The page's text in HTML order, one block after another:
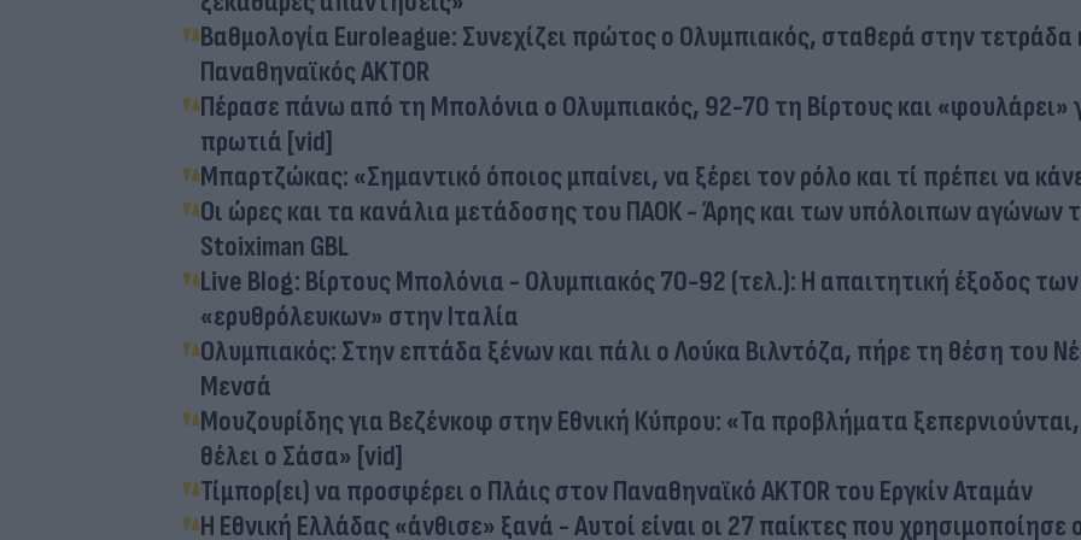
Βαθμολογία Euroleague: Συνεχίζει πρώτος ο Ολυμπιακός, σταθερά στην τετράδα
Παναθηναϊκός AKTOR
Πέρασε πάνω από τη Μπολόνια ο Ολυμπιακός, 92-70 τη Βίρτους και «φουλάρει»
πρωτιά [vid]
Μπαρτζώκας: «Σημαντικό όποιος μπαίνει, να ξέρει τον ρόλο και τί πρέπει να
Οι ώρες και τα κανάλια μετάδοσης τoυ ΠΑΟΚ - Άρης και των υπόλοιπων αγώνων
Stoiximan GBL
Live Blog: Bίρτους Μπολόνια - Ολυμπιακός 70-92 (τελ.): Η απαιτητική έξοδος των
«ερυθρόλευκων» στην Ιταλία
Ολυμπιακός: Στην επτάδα ξένων και πάλι ο Λούκα Βιλντόζα, πήρε τη θέση του
Μενσά
Μουζουρίδης για Βεζένκοφ στην Εθνική Κύπρου: «Τα προβλήματα
θέλει ο Σάσα» [vid]
Τίμπορ(ει) να προσφέρει ο Πλάις στον Παναθηναϊκό AKTOR του Εργκίν Αταμάν
Η Εθνική Ελλάδας «άνθισε» ξανά - Αυτοί είναι οι 27 παίκτες που χρησιμοποίησε